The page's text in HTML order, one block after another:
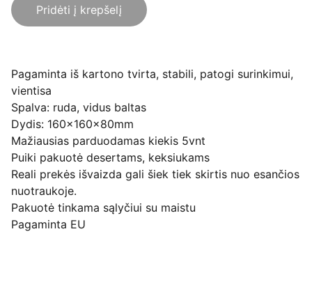
Pridėti į krepšelį
Pagaminta iš kartono tvirta, stabili, patogi surinkimui,
vientisa
Spalva: ruda, vidus baltas
Dydis: 160x160x80mm
Mažiausias parduodamas kiekis 5vnt
Puiki pakuotė desertams, keksiukams
Reali prekės išvaizda gali šiek tiek skirtis nuo esančios
nuotraukoje.
Pakuotė tinkama sąlyčiui su maistu
Pagaminta EU